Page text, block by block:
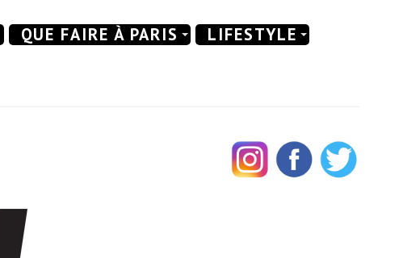
QUE FAIRE À PARIS
LIFESTYLE